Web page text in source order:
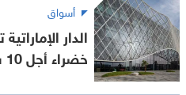
أسواق
الدار
خضراء أجل 10 سنوات